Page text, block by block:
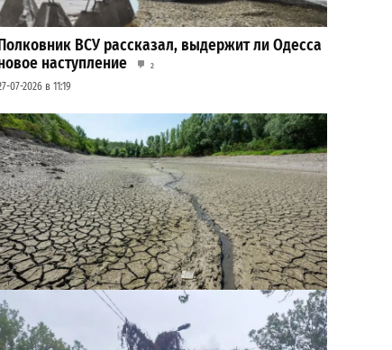
Полковник ВСУ рассказал, выдержит ли Одесса
наступление
2
07-2026 в 11:19
рекордно обмелел: одесситов просят
экономить воду
2